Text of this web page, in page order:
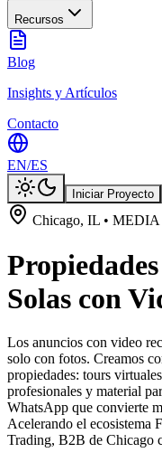
Recursos
Blog
Insights y Artículos
Contacto
EN/ES
Iniciar Proyecto
Chicago, IL • MEDIA
Solas con
Los anuncios con video
solo con fotos. Creamos
propiedades: tours
profesionales y material
WhatsApp que convierte
Acelerando el ecosistema
Trading, B2B de Chicago